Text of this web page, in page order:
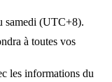
samedi (UTC+8).
à toutes vos
les informations du